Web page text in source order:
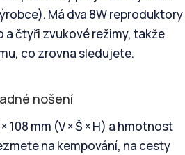
Má dva 8W reproduktory
a čtyři zvukové režimy, takže
co zrovna sledujete.
nošení
108 mm (V × Š × H) a hmotnost
na kempování, na cesty